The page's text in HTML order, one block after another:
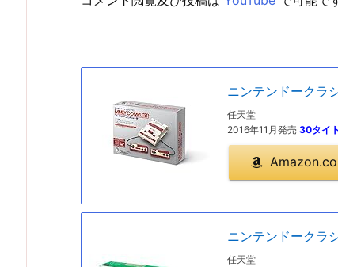
ニンテンドークラ
任天堂
2016年11月発売 30タイ
ニンテンドークラ
任天堂